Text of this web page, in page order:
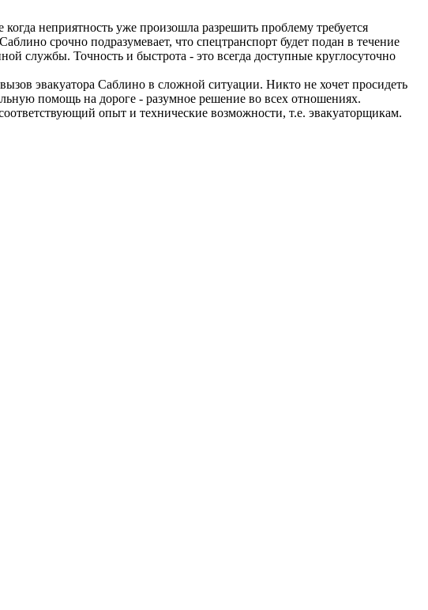
неприятность уже произошла разрешить проблему требуется
срочно подразумевает, что спецтранспорт будет подан в течение
службы. Точность и быстрота - это всегда доступные круглосуточно
эвакуатора Саблино в сложной ситуации. Никто не хочет просидеть
помощь на дороге - разумное решение во всех отношениях.
опыт и технические возможности, т.е. эвакуаторщикам.